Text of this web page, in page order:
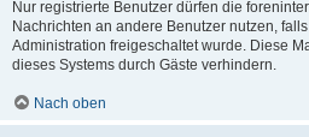
Nur registrierte Benutzer dürfen die
Nachrichten an andere Benutzer nutzen,
Administration freigeschaltet wurde. Diese
dieses Systems durch Gäste verhindern.
Nach oben